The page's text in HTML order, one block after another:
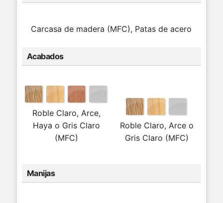
Carcasa de madera (MFC), Patas de acero
Acabados
Roble Claro, Arce,
Haya o Gris Claro
(MFC)
Roble Claro, Arce o
Gris Claro (MFC)
Manijas